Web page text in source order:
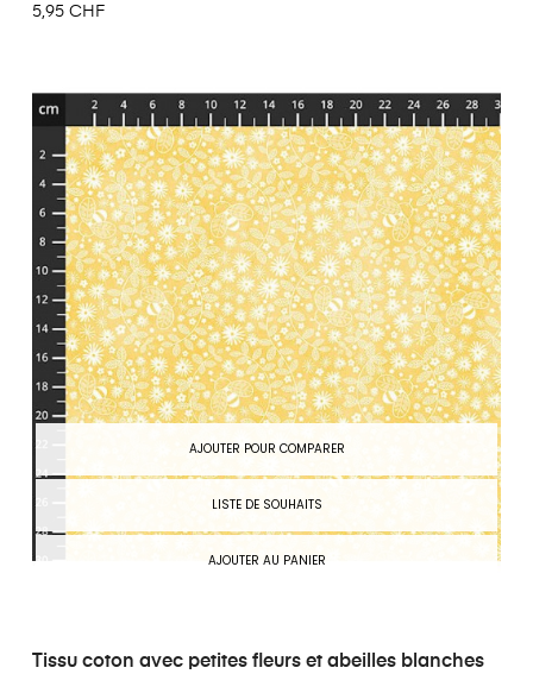
5,95 CHF
AJOUTER POUR COMPARER
LISTE DE SOUHAITS
AJOUTER AU PANIER
Tissu coton avec petites fleurs et abeilles blanches